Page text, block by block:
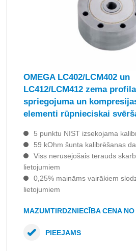
OMEGA LC402/LCM402 un
LC412/LCM412 zema
spriegojuma un
elementi rūpnieciskai
5 punktu NIST izsekojama
59 kOhm šunta kalibrēšanas
Viss nerūsējošais tērauds
lietojumiem
0,25% maināms vairākiem
lietojumiem
MAZUMTIRDZNIECĪBA CENA
PIEEJAMS